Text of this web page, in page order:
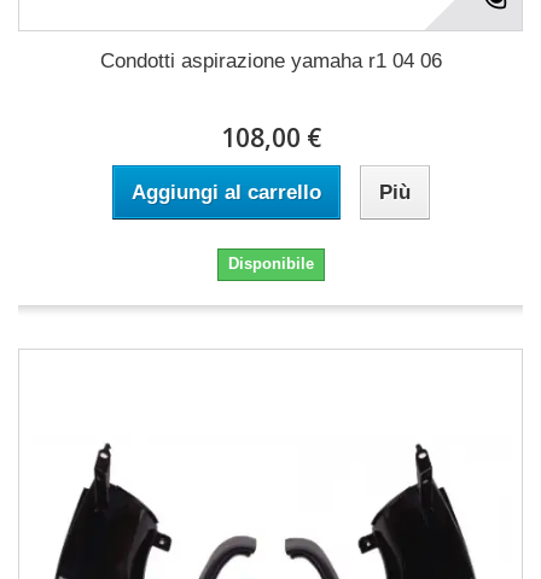
Condotti aspirazione yamaha r1 04 06
108,00 €
Aggiungi al carrello Più
Disponibile